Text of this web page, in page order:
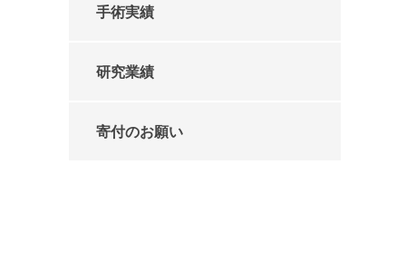
手術実績
研究業績
寄付のお願い